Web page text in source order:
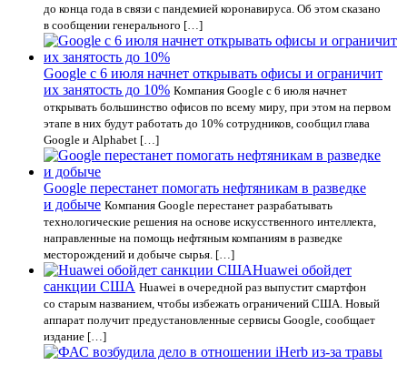
до конца года в связи с пандемией коронавируса. Об этом сказано
в сообщении генерального […]
Google c 6 июля начнет открывать офисы и ограничит
их занятость до 10% Компания Google с 6 июля начнет
открывать большинство офисов по всему миру, при этом на первом
этапе в них будут работать до 10% сотрудников, сообщил глава
Google и Alphabet […]
Google перестанет помогать нефтяникам в разведке
и добыче Компания Google перестанет разрабатывать
технологические решения на основе искусственного интеллекта,
направленные на помощь нефтяным компаниям в разведке
месторождений и добыче сырья. […]
Huawei обойдет
санкции США Huawei в очередной раз выпустит смартфон
со старым названием, чтобы избежать ограничений США. Новый
аппарат получит предустановленные сервисы Google, сообщает
издание […]